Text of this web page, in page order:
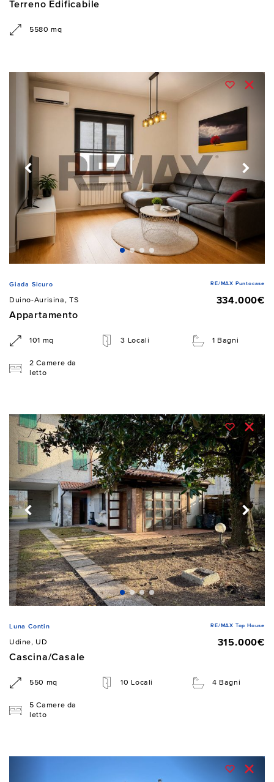
Terreno Edificabile
5580 mq
Giada Sicuro RE/MAX Puntocase
Duino-Aurisina, TS
334.000€
Appartamento
101 mq 3 Locali 1 Bagni
2 Camere da
letto
Luna Contin RE/MAX Top House
Udine, UD
315.000€
Cascina/Casale
550 mq 10 Locali 4 Bagni
5 Camere da
letto